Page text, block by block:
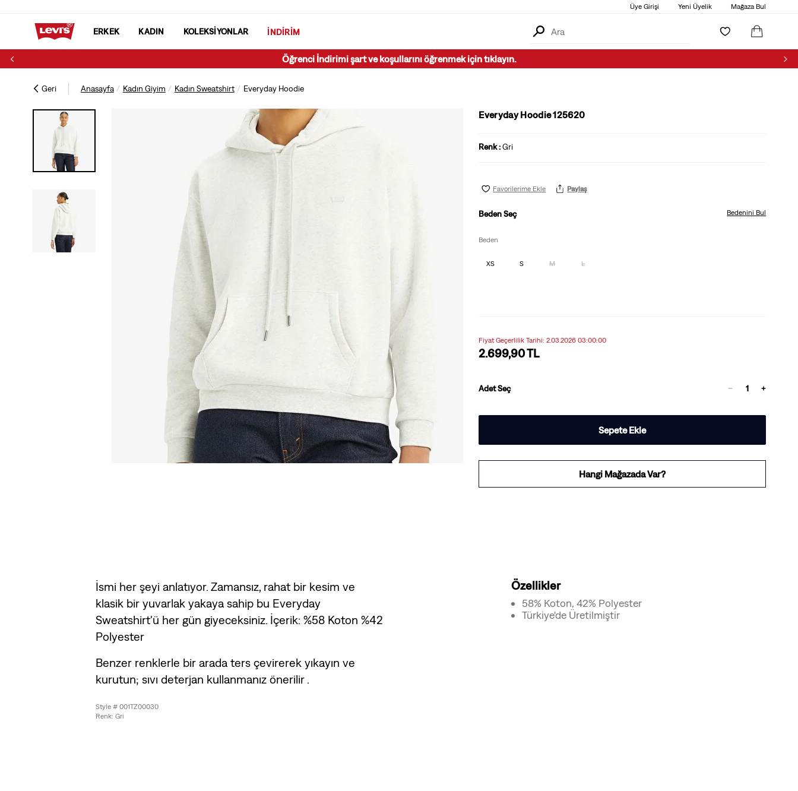
Üye Girişi Yeni Üyelik Mağaza Bul
ERKEK KADIN KOLEKSİYONLAR İNDIRIM
Öğrenci İndirimi şart ve koşullarını öğrenmek için tıklayın.
Geri Anasayfa Kadın Giyim Kadın Sweatshirt Everyday Hoodie
Everyday Hoodie 125620
Renk :Gri
Favorilerime Ekle Paylaş
Beden Seç Bedenini Bul
Beden
XS S M L
Fiyat Geçerlilik Tarihi: 2.03.2026 03:00:00
2.699,90 TL
Adet Seç
Sepete Ekle
Hangi Mağazada Var?
İsmi her şeyi anlatıyor. Zamansız, rahat bir kesim ve
klasik bir yuvarlak yakaya sahip bu Everyday
Sweatshirt'ü her gün giyeceksiniz. İçerik: %58 Koton %42
Polyester
Benzer renklerle bir arada ters çevirerek yıkayın ve
kurutun; sıvı deterjan kullanmanız önerilir .
Style # 001TZ00030
Renk: Gri
Özellikler
58% Koton, 42% Polyester
Türkiye'de Üretilmiştir